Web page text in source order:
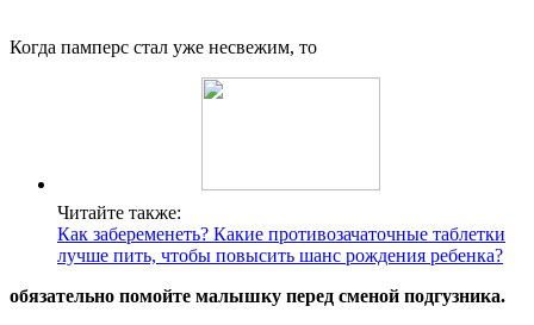
Когда памперс стал уже несвежим, то
Читайте также:
Как забеременеть? Какие противозачаточные таблетки
лучше пить, чтобы повысить шанс рождения ребенка?
обязательно помойте малышку перед сменой подгузника.